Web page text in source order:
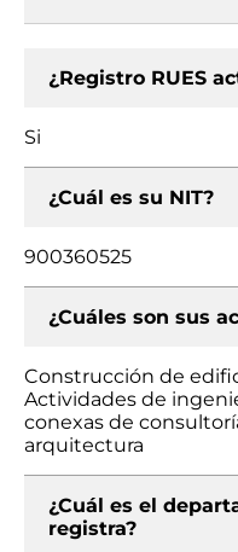
¿Registro RUES
Si
¿Cuál es su NIT?
900360525
¿Cuáles son sus
Construcción de
Actividades de
conexas de
arquitectura
¿Cuál es el
registra?